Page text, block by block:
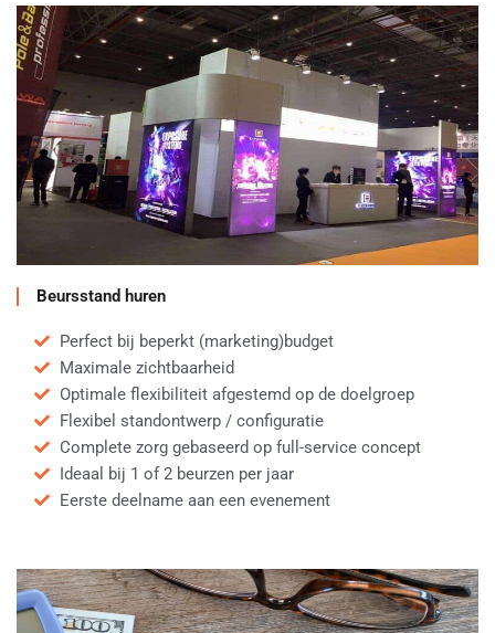
Beursstand huren
Perfect bij beperkt (marketing)budget
Maximale zichtbaarheid
Optimale flexibiliteit afgestemd op de doelgroep
Flexibel standontwerp / configuratie
Complete zorg gebaseerd op full-service concept
Ideaal bij 1 of 2 beurzen per jaar
Eerste deelname aan een evenement